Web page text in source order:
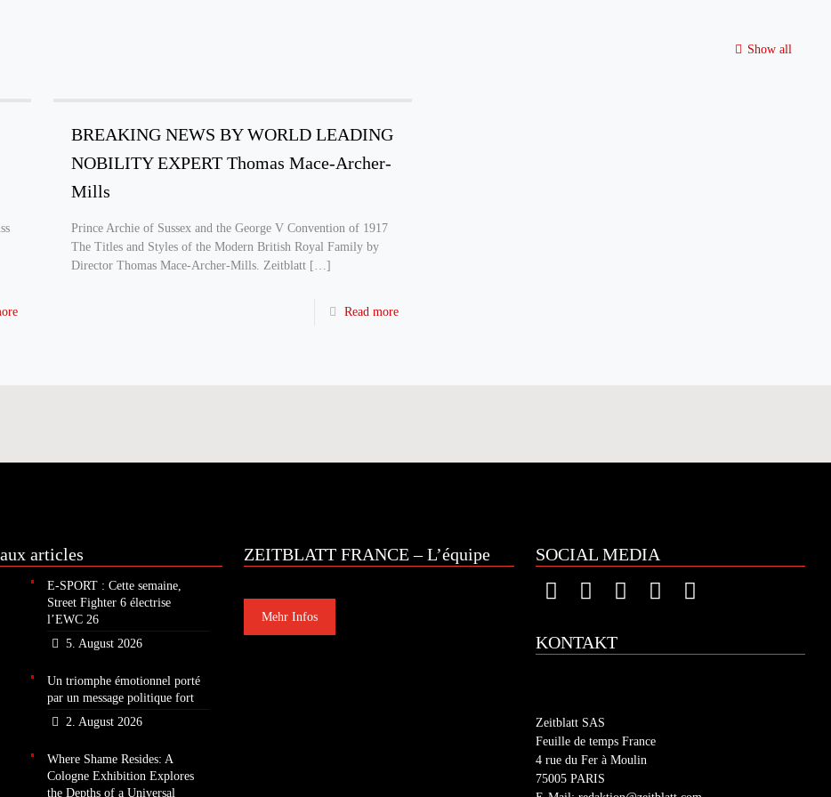
Show all
BREAKING NEWS BY WORLD LEADING
NOBILITY EXPERT Thomas Mace-Archer-
Mills
Prince Archie of Sussex and the George V Convention of 1917
The Titles and Styles of the Modern British Royal Family by
Director Thomas Mace-Archer-Mills. Zeitblatt […]
Read more
articles
E-SPORT : Cette semaine,
Street Fighter 6 électrise
l’EWC 26
5. August 2026
Un triomphe émotionnel porté
par un message politique fort
2. August 2026
Where Shame Resides: A
Cologne Exhibition Explores
the Depths of a Universal
ZEITBLATT FRANCE – L’équipe
Mehr Infos
SOCIAL MEDIA
KONTAKT
Zeitblatt SAS
Feuille de temps France
4 rue du Fer à Moulin
75005 PARIS